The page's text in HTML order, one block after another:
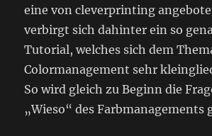
eine von cleverprinting
verbirgt sich dahinter ein so
Tutorial, welches sich dem
Colormanagement sehr
So wird gleich zu Beginn die
„Wieso“ des Farbmanagements